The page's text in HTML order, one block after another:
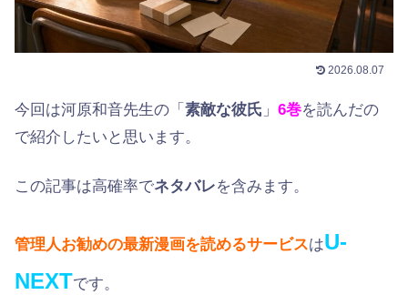
2026.08.07
今回は河原和音先生の「 素敵な彼氏 」 6巻を読んだの
で紹介したいと思います。
この記事は高確率でネタバレを含みます。
管理人お勧めの最新漫画を読めるサービスはU-
NEXTです。